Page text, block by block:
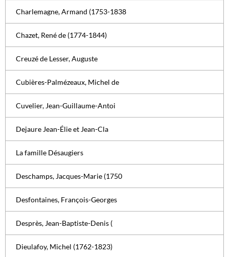
Charlemagne, Armand (1753-1838
Chazet, René de (1774-1844)
Creuzé de Lesser, Auguste
Cubières-Palmézeaux, Michel de
Cuvelier, Jean-Guillaume-Antoi
Dejaure Jean-Élie et Jean-Cla
La famille Désaugiers
Deschamps, Jacques-Marie (1750
Desfontaines, François-Georges
Desprès, Jean-Baptiste-Denis (
Dieulafoy, Michel (1762-1823)